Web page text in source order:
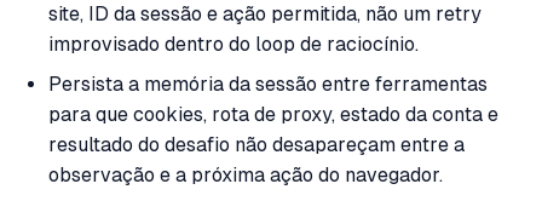
site, ID da sessão e ação permitida, não um retry
improvisado dentro do loop de raciocínio.
Persista a memória da sessão entre ferramentas
para que cookies, rota de proxy, estado da conta e
resultado do desafio não desapareçam entre a
observação e a próxima ação do navegador.